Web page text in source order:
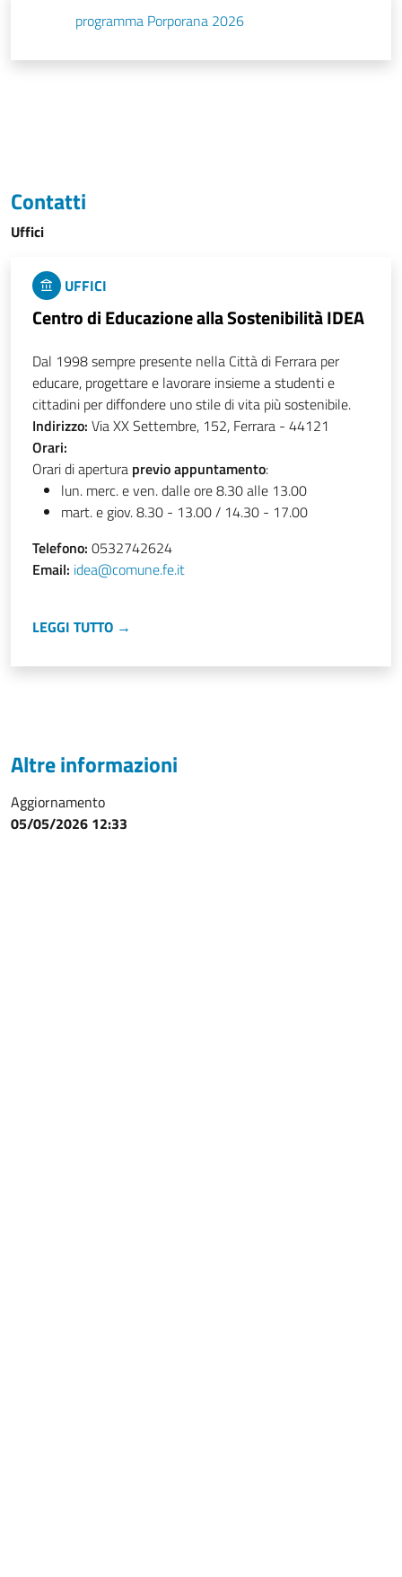
programma Porporana 2026
Contatti
Uffici
UFFICI
Centro di Educazione alla Sostenibilità IDEA
Dal 1998 sempre presente nella Città di Ferrara per
educare, progettare e lavorare insieme a studenti e
cittadini per diffondere uno stile di vita più sostenibile.
Indirizzo: Via XX Settembre, 152, Ferrara - 44121
Orari:
Orari di apertura previo appuntamento:
lun. merc. e ven. dalle ore 8.30 alle 13.00
mart. e giov. 8.30 - 13.00 / 14.30 - 17.00
Telefono: 0532742624
Email: idea@comune.fe.it
LEGGI TUTTO →
Altre informazioni
Aggiornamento
05/05/2026 12:33